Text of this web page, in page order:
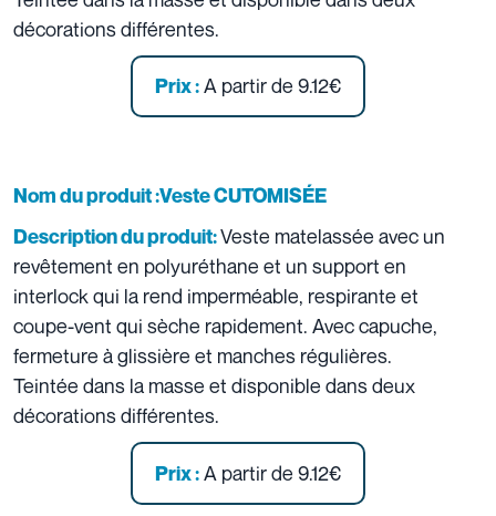
décorations différentes.
Prix :A partir de 9.12€
Nom du produit :Veste CUTOMISÉE
Description du produit:Veste matelassée avec un
revêtement en polyuréthane et un support en
interlock qui la rend imperméable, respirante et
coupe-vent qui sèche rapidement. Avec capuche,
fermeture à glissière et manches régulières.
Teintée dans la masse et disponible dans deux
décorations différentes.
Prix :A partir de 9.12€